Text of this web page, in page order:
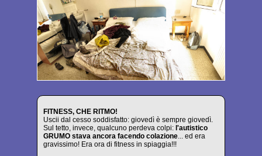
FITNESS, CHE RITMO!
Uscii dal cesso soddisfatto: giovedì è sempre giovedì.
Sul tetto, invece, qualcuno perdeva colpi: l'autistico
GRUMO stava ancora facendo colazione... ed era
gravissimo! Era ora di fitness in spiaggia!!!